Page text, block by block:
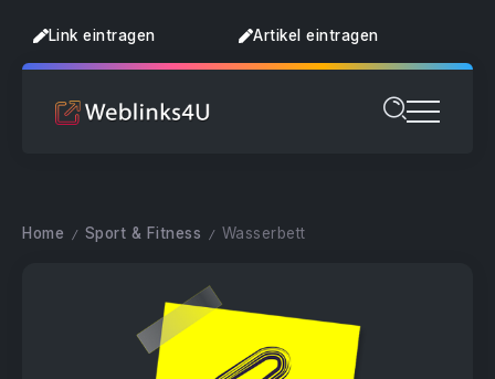
Link eintragen Artikel eintragen
Home / Sport & Fitness / Wasserbett